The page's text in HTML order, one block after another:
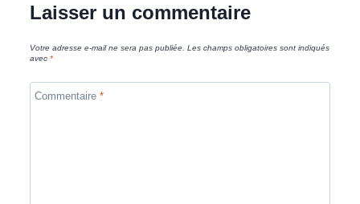
Laisser un commentaire
Votre adresse e-mail ne sera pas publiée. Les champs obligatoires sont indiqués
avec *
Commentaire*